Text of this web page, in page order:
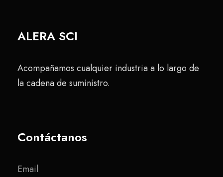
ALERA SCI
Acompañamos cualquier industria a lo largo de
la cadena de suministro.
Contáctanos
Email